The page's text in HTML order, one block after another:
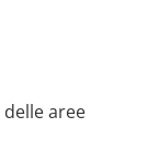
aree